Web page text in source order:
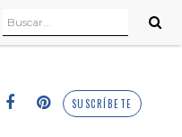
SUSCRÍBETE